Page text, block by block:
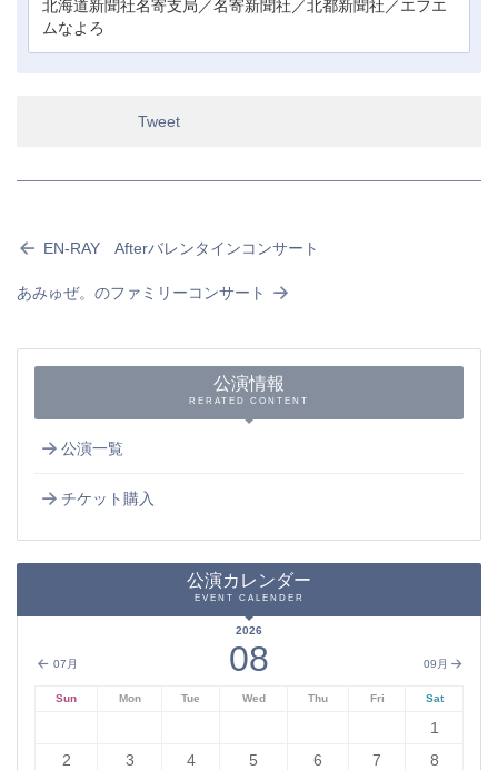
北海道新聞社名寄支局／名寄新聞社／北都新聞社／エフエ
ムなよろ
Tweet
EN-RAY Afterバレンタインコンサート
あみゅぜ。のファミリーコンサート
公演情報
RERATED CONTENT
公演一覧
チケット購入
公演カレンダー
EVENT CALENDER
07月 09月
2026
08
Sun Mon Tue Wed Thu Fri Sat
1
2
3 4 5 6 7
8